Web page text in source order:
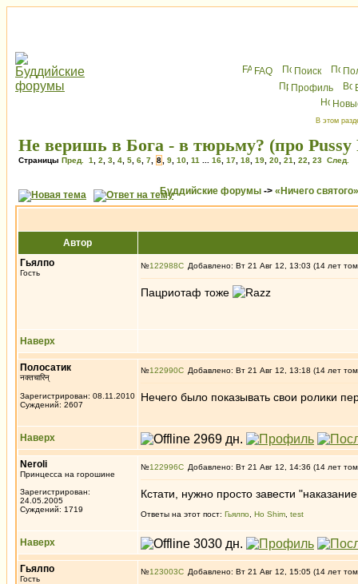
FAQ Поиск
Профиль
В этом
Не веришь в Бога - в тюрьму? (про Pussy
Страницы Пред. 1 2 3 4 5 6 7 8 9 10 11 16 17 18 19 20 21 22 23 След.
Буддийские форумы -> «Ничего святого»
Автор
Гьялпо
Гость
№122988 Добавлено: Вт 21 Авг 12, 13:03 (14 лет
Пацриотаф тоже
Наверх
Полосатик
नक्तचारिन्
Зарегистрирован: 08.11.2010
Суждений: 2607
№122990 Добавлено: Вт 21 Авг 12, 13:18 (14 лет
Нечего было показывать свои ролики
Наверх
Neroli
Принцесса на горошине
Зарегистрирован:
24.05.2005
Суждений: 1719
№122996 Добавлено: Вт 21 Авг 12, 14:36 (14 лет
Кстати, нужно просто завести
Ответы на этот пост: Гьялпо Ho Shim test
Наверх
Гьялпо
Гость
№123003 Добавлено: Вт 21 Авг 12, 15:05 (14 лет